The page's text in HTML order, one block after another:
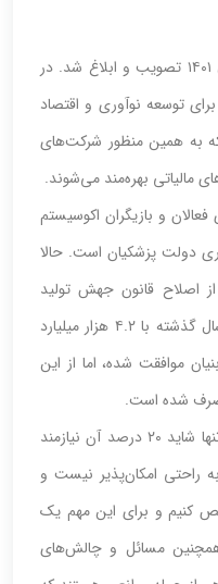
قانون جهش تولید دانش‌بنیان در سال ۱۴۰۱ تصویب و ابلاغ شد. در
برای توسعه نوآوری و اقتصاد
به همین منظور شرکت‌های
مالیاتی بهره‌مند می‌شوند.
و بازیگران اکوسیستم
دولت پزشکیان است. حالا
قانون جهش تولید
دانش‌بنیان صحبت و بیان کرد: «در سال گذشته با ۴.۲ هزار میلیارد
موافقت شده، اما از این
۸۰ درصد این قانون قابل اجراست و تنها شاید ۲۰ درصد آن نیازمند
راحتی امکان‌پذیر نیست و
کنیم و برای این مهم یک
مسائل و چالش‌های